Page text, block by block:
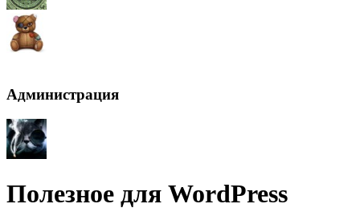
Администрация
Полезное для WordPress